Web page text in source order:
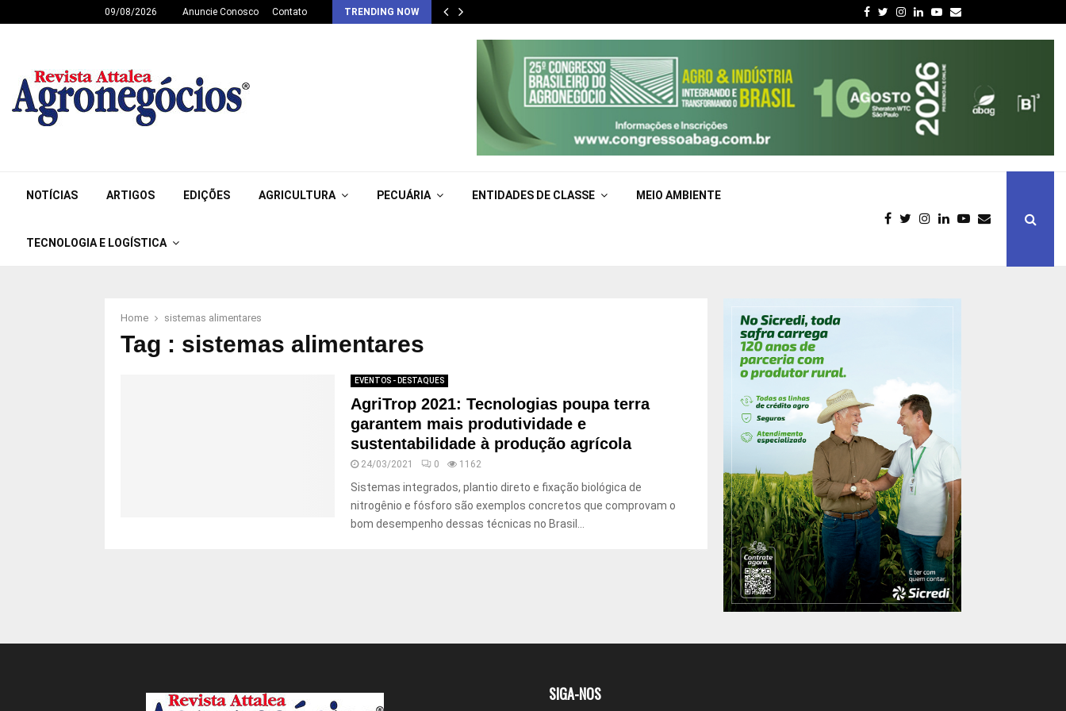
09/08/2026 Anuncie Conosco Contato TRENDING NOW Facebook
Twitter
Instagram
LinkedinYoutube
Email
NOTÍCIAS ARTIGOS EDIÇÕES AGRICULTURA PECUÁRIA ENTIDADES DE CLASSE MEIO AMBIENTE
TECNOLOGIA E LOGÍSTICA
Home sistemas alimentares
Tag : sistemas alimentares
EVENTOS - DESTAQUES
AgriTrop 2021: Tecnologias poupa terra
garantem mais produtividade e
sustentabilidade à produção agrícola
24/03/2021 0 1162
Sistemas integrados, plantio direto e fixação biológica de
nitrogênio e fósforo são exemplos concretos que comprovam o
bom desempenho dessas técnicas no Brasil...
SIGA-NOS